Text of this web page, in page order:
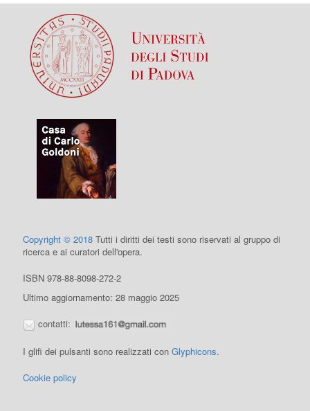
Copyright © 2018 Tutti i diritti dei testi sono riservati al gruppo di
ricerca e ai curatori dell'opera.
ISBN 978-88-8098-272-2
Ultimo aggiornamento: 28 maggio 2025
contatti:
I glifi dei pulsanti sono realizzati conGlyphicons.
Cookie policy